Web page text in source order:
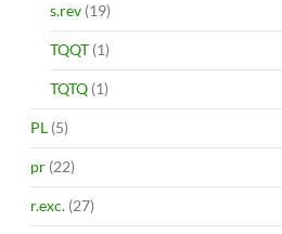
s.rev (19)
TQQT (1)
TQTQ (1)
PL (5)
pr (22)
r.exc. (27)